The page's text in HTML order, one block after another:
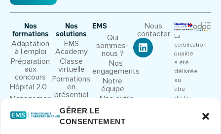
GÉRER LE
CONSENTEMENT
Nos
formations
Adaptation
à l’emploi
Préparation
aux
concours
Hôpital 2.0
Management
Droit et
Nos
solutions
EMS
Academy
Classe
virtuelle
Formations
en
présentiel
EMS
Qui
sommes-
nous ?
Nos
engagements
Notre
équipe
Nos outils
pédagogiques
Nous
rejoindre
Nous
contacter
La
certification
qualité
a été
délivrée
au
titre
de la